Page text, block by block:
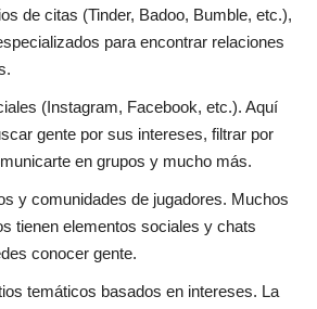
de citas (Tinder, Badoo, Bumble, etc.),
para encontrar relaciones
(Instagram, Facebook, etc.). Aquí
gente por sus intereses, filtrar por
en grupos y mucho más.
y comunidades de jugadores. Muchos
tienen elementos sociales y chats
conocer gente.
temáticos basados en intereses. La